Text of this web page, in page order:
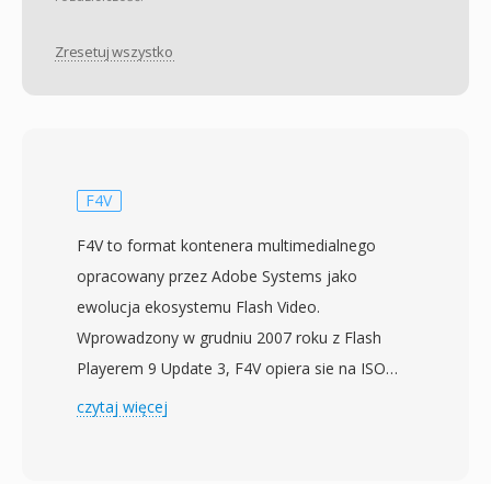
Zresetuj wszystko
F4V
F4V to format kontenera multimedialnego
opracowany przez Adobe Systems jako
ewolucja ekosystemu Flash Video.
Wprowadzony w grudniu 2007 roku z Flash
Playerem 9 Update 3, F4V opiera sie na ISO
base media file format (MPEG-4 Part 14) i
czytaj więcej